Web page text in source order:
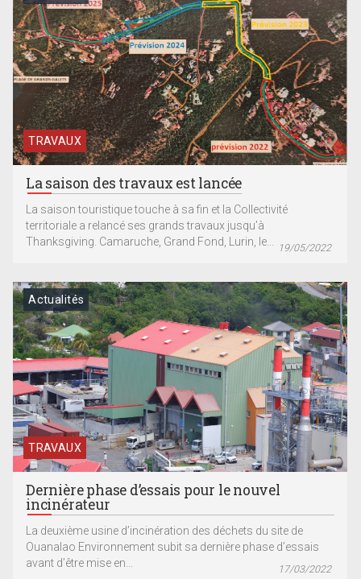
TRAVAUX
La saison des travaux est lancée
La saison touristique touche à sa fin et la Collectivité
territoriale a relancé ses grands travaux jusqu’à
Thanksgiving. Camaruche, Grand Fond, Lurin, le...
19/05/2022
TRAVAUX
Actualités
Dernière phase d’essais pour le nouvel
incinérateur
La deuxième usine d’incinération des déchets du site de
Ouanalao Environnement subit sa dernière phase d’essais
avant d’être mise en...
17/03/2022